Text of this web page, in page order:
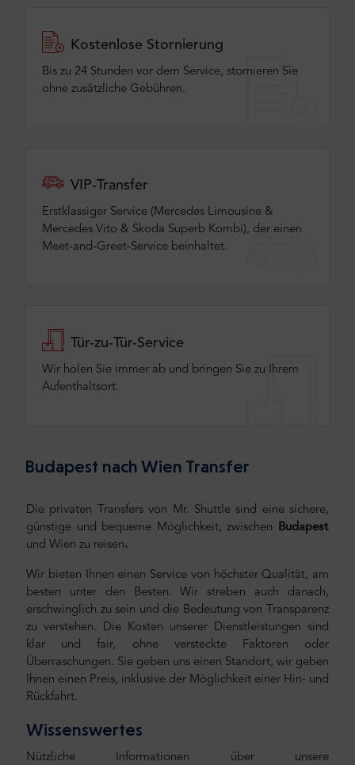
Kostenlose Stornierung
Bis zu 24 Stunden vor dem Service, stornieren Sie
ohne zusätzliche Gebühren.
VIP-Transfer
Erstklassiger Service (Mercedes Limousine &
Mercedes Vito & Skoda Superb Kombi), der einen
Meet-and-Greet-Service beinhaltet.
Tür-zu-Tür-Service
Wir holen Sie immer ab und bringen Sie zu Ihrem
Aufenthaltsort.
Budapest nach Wien Transfer
Die privaten Transfers von Mr. Shuttle sind eine sichere,
günstige und bequeme Möglichkeit, zwischen Budapest
und Wien zu reisen.
Wir bieten Ihnen einen Service von höchster Qualität, am
besten unter den Besten. Wir streben auch danach,
erschwinglich zu sein und die Bedeutung von Transparenz
zu verstehen. Die Kosten unserer Dienstleistungen sind
klar und fair, ohne versteckte Faktoren oder
Überraschungen. Sie geben uns einen Standort, wir geben
Ihnen einen Preis, inklusive der Möglichkeit einer Hin- und
Rückfahrt.
Wissenswertes
Nützliche Informationen über unsere